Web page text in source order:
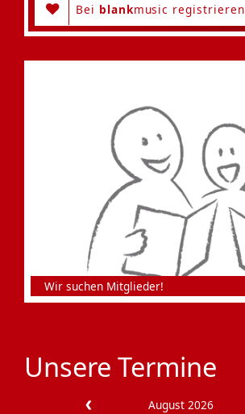
Bei blankmusic registrieren
Wir suchen Mitglieder!
Unsere Termine
August 2026